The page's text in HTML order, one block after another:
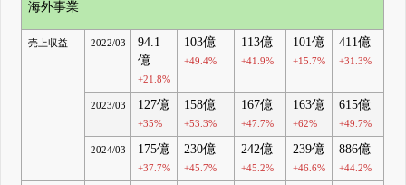
海外事業
売上収益 2022/03
94.1
億
+21.8%
103億
+49.4%
113億
+41.9%
101億
+15.7%
411億
+31.3%
2023/03 127億
+35%
158億
+53.3%
167億
+47.7%
163億
+62%
615億
+49.7%
2024/03 175億
+37.7%
230億
+45.7%
242億
+45.2%
239億
+46.6%
886億
+44.2%